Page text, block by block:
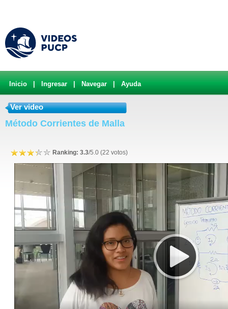
Inicio Ingresar Navegar Ayuda
Ver video
Método Corrientes de Malla
Ranking: 3.3/5.0 (22 votos)